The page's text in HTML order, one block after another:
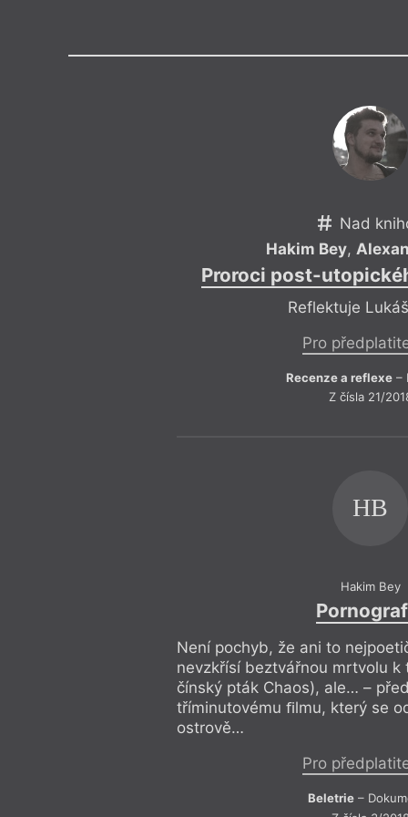
Nad
Hakim Bey,
Proroci post-
Reflektuje
Pro
Recenze a reflexe–
Z čísla 21/
HB
Hakim Bey
Není pochyb, že ani to
nevzkřísí beztvářnou mrtvolu k
čínský pták Chaos), ale… –
tříminutovému ﬁlmu, který se
ostrově…
Pro
Beletrie –